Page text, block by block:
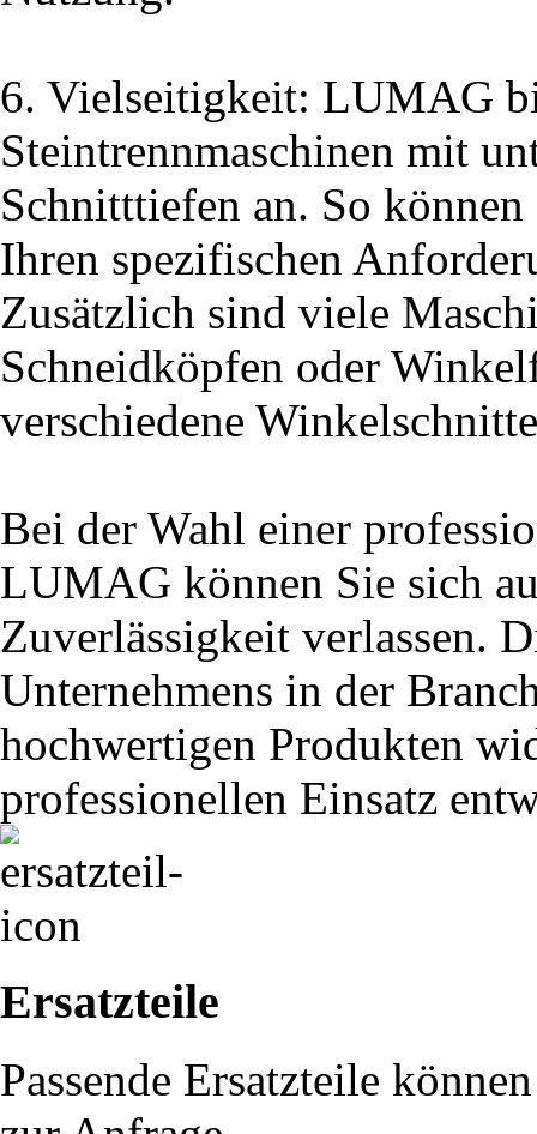
6. Vielseitigkeit: LUMAG
Steintrennmaschinen mit
Schnitttiefen an. So
Ihren spezifischen
Zusätzlich sind viele
Schneidköpfen oder
verschiedene
Bei der Wahl einer
LUMAG können Sie sich
Zuverlässigkeit verlassen.
Unternehmens in der
hochwertigen Produkten
professionellen Einsatz
Ersatzteile
Passende Ersatzteile